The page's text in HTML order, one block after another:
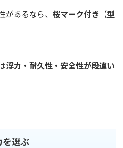
あるなら、 桜マーク付き（型
浮力・耐久性・安全性が段違い
を選ぶ